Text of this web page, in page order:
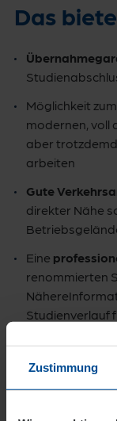
Zustimmung
Das
Möglichkeit zum
modernen, voll
aber
arbeiten
Gute
direkter Nähe
Eine
renommierten
Studienverlauf